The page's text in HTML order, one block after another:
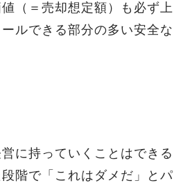
（＝売却想定額）も必ず上
ルできる部分の多い安全な
に持っていくことはできる
階で「これはダメだ」とパ